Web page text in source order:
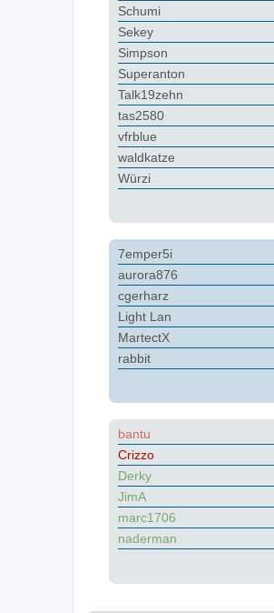
Schumi
Sekey
Simpson
Superanton
Talk19zehn
tas2580
vfrblue
waldkatze
Würzi
7emper5i
aurora876
cgerharz
Light Lan
MartectX
rabbit
bantu
Crizzo
Derky
JimA
marc1706
naderman